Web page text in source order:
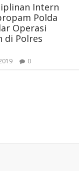
Intern
Polda
Operasi
di Polres
0